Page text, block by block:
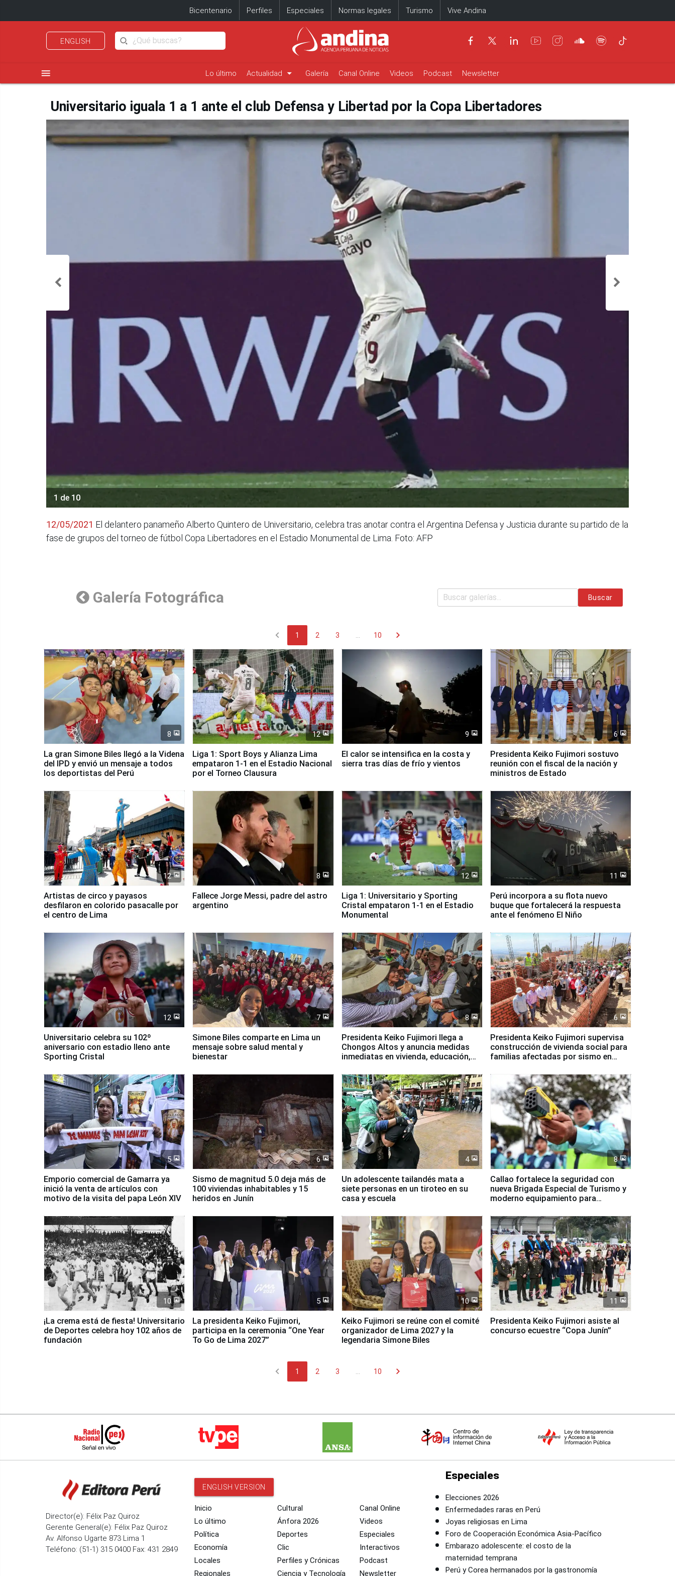
Bicentenario Perfiles Especiales Normas legales Turismo Vive Andina
ENGLISH
menu Lo último Actualidad arrow_drop_down Galería Canal Online Videos Podcast Newsletter
Universitario iguala 1 a 1 ante el club Defensa y Libertad por la Copa Libertadores
1 de 10
12/05/2021 El delantero panameño Alberto Quintero de Universitario, celebra tras anotar contra el Argentina Defensa y Justicia durante su partido de la
fase de grupos del torneo de fútbol Copa Libertadores en el Estadio Monumental de Lima. Foto: AFP
Galería Fotográfica Buscar
chevron_left 1 2 3 10 chevron_right
8
La gran Simone Biles llegó a la Videna
del IPD y envió un mensaje a todos
los deportistas del Perú
12
Liga 1: Sport Boys y Alianza Lima
empataron 1-1 en el Estadio Nacional
por el Torneo Clausura
9
El calor se intensifica en la costa y
sierra tras días de frío y vientos
6
Presidenta Keiko Fujimori sostuvo
reunión con el fiscal de la nación y
ministros de Estado
12
Artistas de circo y payasos
desfilaron en colorido pasacalle por
el centro de Lima
8
Fallece Jorge Messi, padre del astro
argentino
12
Liga 1: Universitario y Sporting
Cristal empataron 1-1 en el Estadio
Monumental
11
Perú incorpora a su flota nuevo
buque que fortalecerá la respuesta
ante el fenómeno El Niño
12
Universitario celebra su 102º
aniversario con estadio lleno ante
Sporting Cristal
7
Simone Biles comparte en Lima un
mensaje sobre salud mental y
bienestar
8
Presidenta Keiko Fujimori llega a
Chongos Altos y anuncia medidas
inmediatas en vivienda, educación,
6
Presidenta Keiko Fujimori supervisa
construcción de vivienda social para
familias afectadas por sismo en
5
Emporio comercial de Gamarra ya
inició la venta de artículos con
motivo de la visita del papa León XIV
6
Sismo de magnitud 5.0 deja más de
100 viviendas inhabitables y 15
heridos en Junín
4
Un adolescente tailandés mata a
siete personas en un tiroteo en su
casa y escuela
8
Callao fortalece la seguridad con
nueva Brigada Especial de Turismo y
moderno equipamiento para
10
¡La crema está de fiesta! Universitario
de Deportes celebra hoy 102 años de
fundación
5
La presidenta Keiko Fujimori,
participa en la ceremonia “One Year
To Go de Lima 2027”
10
Keiko Fujimori se reúne con el comité
organizador de Lima 2027 y la
legendaria Simone Biles
11
Presidenta Keiko Fujimori asiste al
concurso ecuestre “Copa Junín”
chevron_left 1 2 3 10 chevron_right
Director(e): Félix Paz Quiroz
Gerente General(e): Félix Paz Quiroz
Av. Alfonso Ugarte 873 Lima 1
Teléfono: (51-1) 315 0400 Fax: 431 2849
ENGLISH VERSION
Inicio
Lo último
Política
Economía
Locales
Regionales
Cultural
Ánfora 2026
Deportes
Clic
Perfiles y Crónicas
Ciencia y Tecnología
Canal Online
Videos
Especiales
Interactivos
Podcast
Newsletter
Especiales
Elecciones 2026
Enfermedades raras en Perú
Joyas religiosas en Lima
Foro de Cooperación Económica Asia-Pacífico
Embarazo adolescente: el costo de la
maternidad temprana
Perú y Corea hermanados por la gastronomía